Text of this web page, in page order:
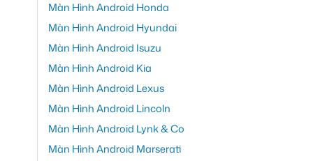
Màn Hình Android Honda
Màn Hình Android Hyundai
Màn Hình Android Isuzu
Màn Hình Android Kia
Màn Hình Android Lexus
Màn Hình Android Lincoln
Màn Hình Android Lynk & Co
Màn Hình Android Marserati